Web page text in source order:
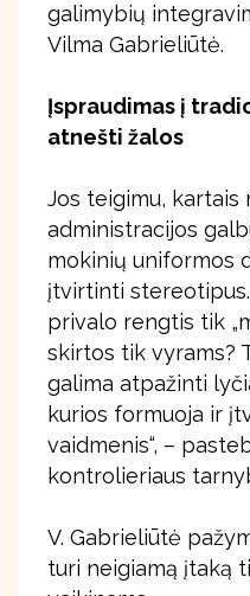
galimybių
Vilma Gabrieliūtė.
Įspraudimas į
atnešti žalos
Jos teigimu, kartais
administracijos
mokinių uniformos
įtvirtinti
privalo rengtis tik
skirtos tik vyrams?
galima atpažinti
kurios formuoja ir
vaidmenis“, –
kontrolieriaus
V. Gabrieliūtė
turi neigiamą įtaką